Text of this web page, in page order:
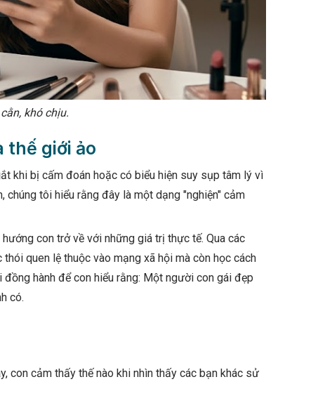
khó chịu.
thế giới ảo
khi bị cấm đoán hoặc có biểu hiện suy sụp tâm lý vì
chúng tôi hiểu rằng đây là một dạng "nghiện" cảm
con trở về với những giá trị thực tế. Qua các
quen lệ thuộc vào mạng xã hội mà còn học cách
hành để con hiểu rằng: Một người con gái đẹp
có.
con cảm thấy thế nào khi nhìn thấy các bạn khác sử